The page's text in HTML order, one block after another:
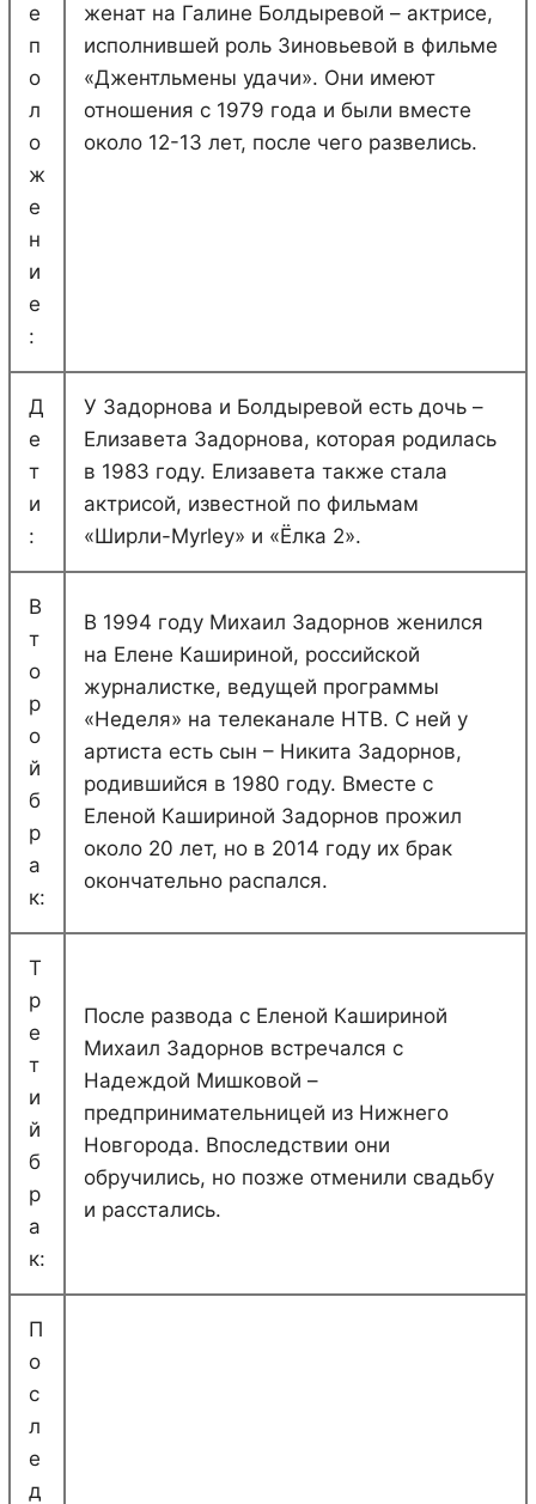
е
п
о
л
о
ж
е
н
и
е
:
женат на Галине Болдыревой – актрисе,
исполнившей роль Зиновьевой в фильме
«Джентльмены удачи». Они имеют
отношения с 1979 года и были вместе
около 12-13 лет, после чего развелись.
Д
е
т
и
:
У Задорнова и Болдыревой есть дочь –
Елизавета Задорнова, которая родилась
в 1983 году. Елизавета также стала
актрисой, известной по фильмам
«Ширли-Myrley» и «Ёлка 2».
В
т
о
р
о
й
б
р
а
к:
В 1994 году Михаил Задорнов женился
на Елене Кашириной, российской
журналистке, ведущей программы
«Неделя» на телеканале НТВ. С ней у
артиста есть сын – Никита Задорнов,
родившийся в 1980 году. Вместе с
Еленой Кашириной Задорнов прожил
около 20 лет, но в 2014 году их брак
окончательно распался.
Т
р
е
т
и
й
б
р
а
к:
После развода с Еленой Кашириной
Михаил Задорнов встречался с
Надеждой Мишковой –
предпринимательницей из Нижнего
Новгорода. Впоследствии они
обручились, но позже отменили свадьбу
и расстались.
П
о
с
л
е
д